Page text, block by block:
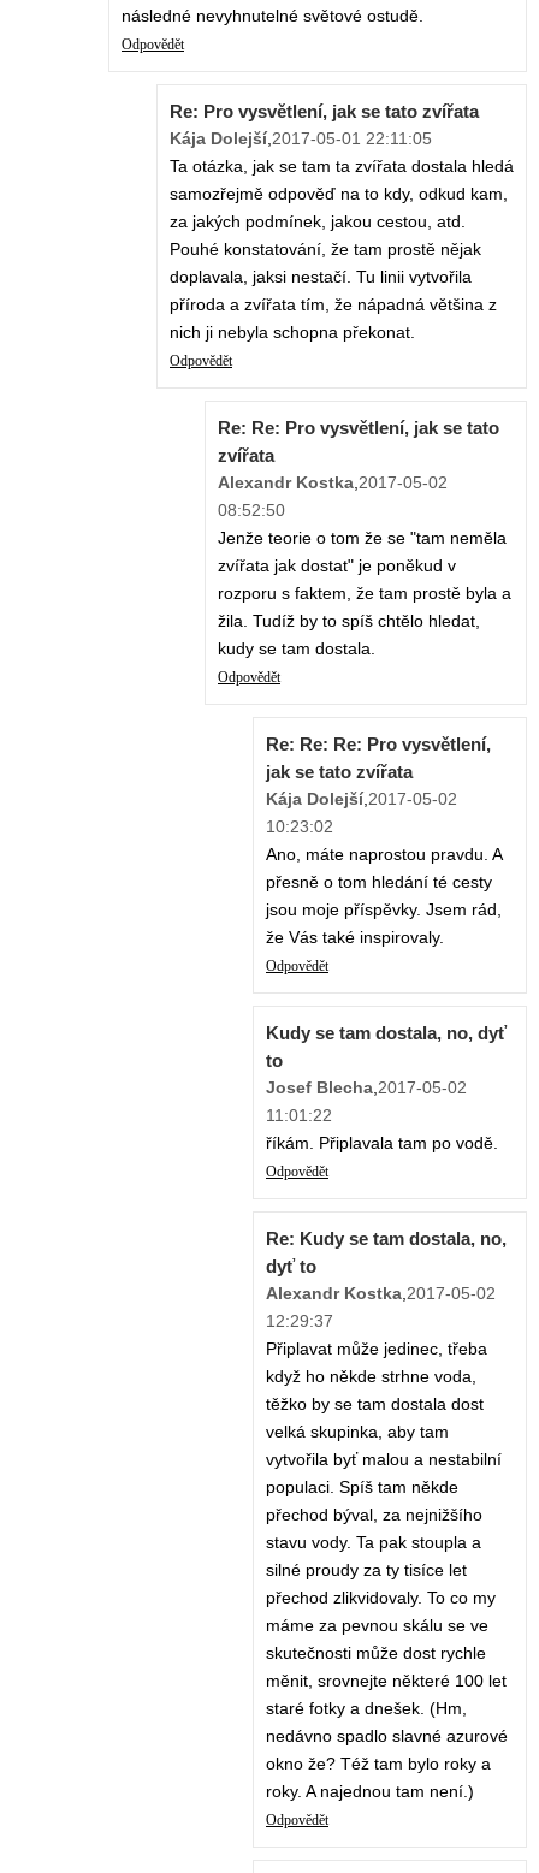
následné nevyhnutelné světové ostudě.
Odpovědět
Re: Pro vysvětlení, jak se tato zvířata
Kája Dolejší,2017-05-01 22:11:05
Ta otázka, jak se tam ta zvířata dostala hledá
samozřejmě odpověď na to kdy, odkud kam,
za jakých podmínek, jakou cestou, atd.
Pouhé konstatování, že tam prostě nějak
doplavala, jaksi nestačí. Tu linii vytvořila
příroda a zvířata tím, že nápadná většina z
nich ji nebyla schopna překonat.
Odpovědět
Re: Re: Pro vysvětlení, jak se tato
zvířata
Alexandr Kostka,2017-05-02
08:52:50
Jenže teorie o tom že se "tam neměla
zvířata jak dostat" je poněkud v
rozporu s faktem, že tam prostě byla a
žila. Tudíž by to spíš chtělo hledat,
kudy se tam dostala.
Odpovědět
Re: Re: Re: Pro vysvětlení,
jak se tato zvířata
Kája Dolejší,2017-05-02
10:23:02
Ano, máte naprostou pravdu. A
přesně o tom hledání té cesty
jsou moje příspěvky. Jsem rád,
že Vás také inspirovaly.
Odpovědět
Kudy se tam dostala, no, dyť
to
Josef Blecha,2017-05-02
11:01:22
říkám. Připlavala tam po vodě.
Odpovědět
Re: Kudy se tam dostala, no,
dyť to
Alexandr Kostka,2017-05-02
12:29:37
Připlavat může jedinec, třeba
když ho někde strhne voda,
těžko by se tam dostala dost
velká skupinka, aby tam
vytvořila byť malou a nestabilní
populaci. Spíš tam někde
přechod býval, za nejnižšího
stavu vody. Ta pak stoupla a
silné proudy za ty tisíce let
přechod zlikvidovaly. To co my
máme za pevnou skálu se ve
skutečnosti může dost rychle
měnit, srovnejte některé 100 let
staré fotky a dnešek. (Hm,
nedávno spadlo slavné azurové
okno že? Též tam bylo roky a
roky. A najednou tam není.)
Odpovědět